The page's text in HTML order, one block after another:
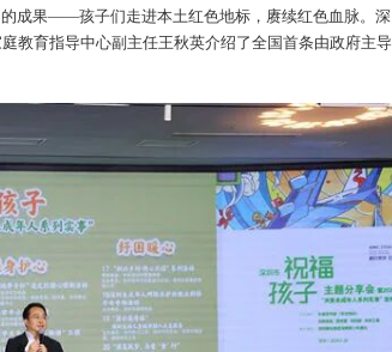
成果——孩子们走进本土红色地标，赓续红色血脉。深
教育指导中心副主任王秋英介绍了全国首条由政府主导